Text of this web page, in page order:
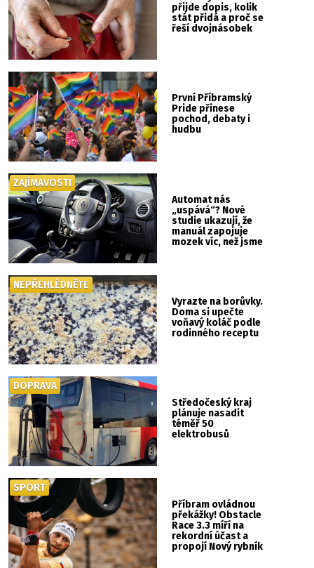
přijde dopis, kolik
stát přidá a proč se
řeší dvojnásobek
První Příbramský
Pride přinese
pochod, debaty i
hudbu
Automat nás
„uspává“? Nové
studie ukazují, že
manuál zapojuje
mozek víc, než jsme
ZAJÍMAVOSTI
Vyrazte na borůvky.
Doma si upečte
voňavý koláč podle
rodinného receptu
NEPŘEHLÉDNĚTE
Středočeský kraj
plánuje nasadit
téměř 50
elektrobusů
DOPRAVA
Příbram ovládnou
překážky! Obstacle
Race 3.3 míří na
rekordní účast a
propojí Nový rybník
SPORT